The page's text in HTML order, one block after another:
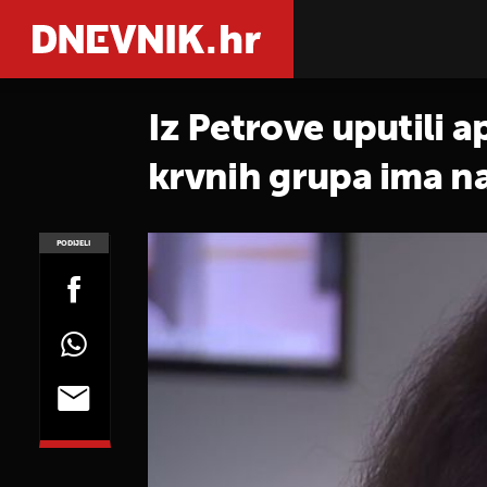
Iz Petrove uputili
krvnih grupa ima
PODIJELI
POGLEDAJ